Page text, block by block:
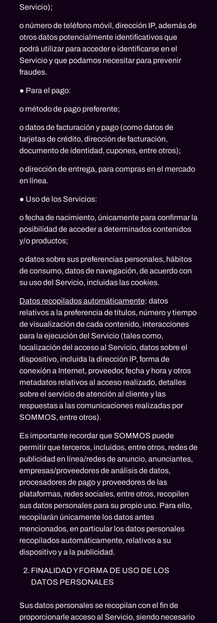
Servicio);
o número de teléfono móvil, dirección IP, además de
otros datos potencialmente identificativos que
podrá utilizar para acceder e identificarse en el
Servicio y que podamos necesitar para prevenir
fraudes.
● Para el pago:
o método de pago preferente;
o datos de facturación y pago (como datos de
tarjetas de crédito, dirección de facturación,
documento de identidad, cupones, entre otros);
o dirección de entrega, para compras en el mercado
en línea.
● Uso de los Servicios:
o fecha de nacimiento, únicamente para confirmar la
posibilidad de acceder a determinados contenidos
y/o productos;
o datos sobre sus preferencias personales, hábitos
de consumo, datos de navegación, de acuerdo con
su uso del Servicio, incluidas las cookies.
Datos recopilados automáticamente: datos
relativos a la preferencia de títulos, número y tiempo
de visualización de cada contenido, interacciones
para la ejecución del Servicio (tales como,
localización del acceso al Servicio, datos sobre el
dispositivo, incluida la dirección IP, forma de
conexión a Internet, proveedor, fecha y hora y otros
metadatos relativos al acceso realizado, detalles
sobre el servicio de atención al cliente y las
respuestas a las comunicaciones realizadas por
SOMMOS, entre otros).
Es importante recordar que SOMMOS puede
permitir que terceros, incluidos, entre otros, redes de
publicidad en línea/redes de anuncio, anunciantes,
empresas/proveedores de análisis de datos,
procesadores de pago y proveedores de las
plataformas, redes sociales, entre otros, recopilen
sus datos personales para su propio uso. Para ello,
recopilarán únicamente los datos antes
mencionados, en particular los datos personales
recopilados automáticamente, relativos a su
dispositivo y a la publicidad.
FINALIDAD Y FORMA DE USO DE LOS
DATOS PERSONALES
Sus datos personales se recopilan con el fin de
proporcionarle acceso al Servicio, siendo necesario